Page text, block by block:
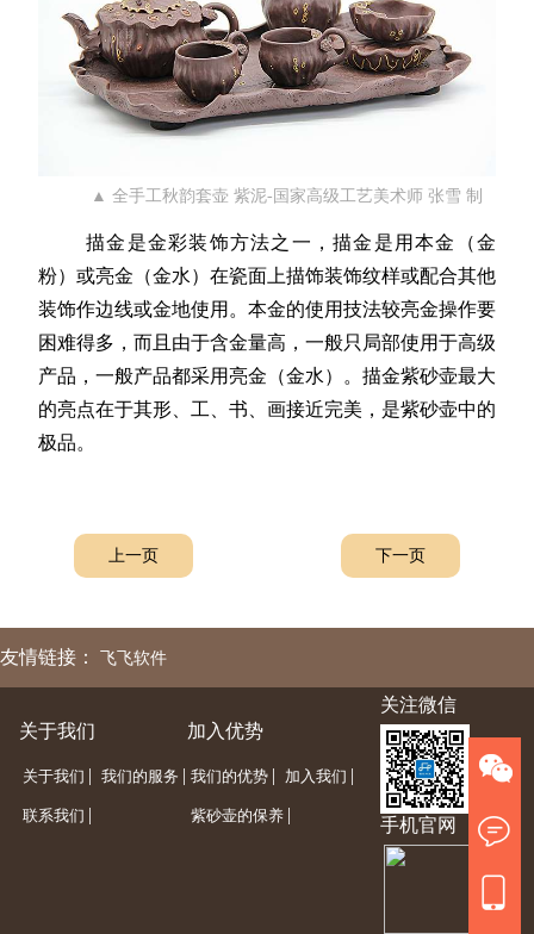
▲ 全手工秋韵套壶 紫泥-国家高级工艺美术师 张雪 制
描金是金彩装饰方法之一，描金是用本金（金
粉）或亮金（金水）在瓷面上描饰装饰纹样或配合其他
装饰作边线或金地使用。本金的使用技法较亮金操作要
困难得多，而且由于含金量高，一般只局部使用于高级
产品，一般产品都采用亮金（金水）。描金紫砂壶最大
的亮点在于其形、工、书、画接近完美，是紫砂壶中的
极品。
上一页 下一页
友情链接： 飞飞软件
关于我们
关于我们 | 我们的服务 |
联系我们 |
加入优势
我们的优势 | 加入我们 |
紫砂壶的保养 |
关注微信
手机官网